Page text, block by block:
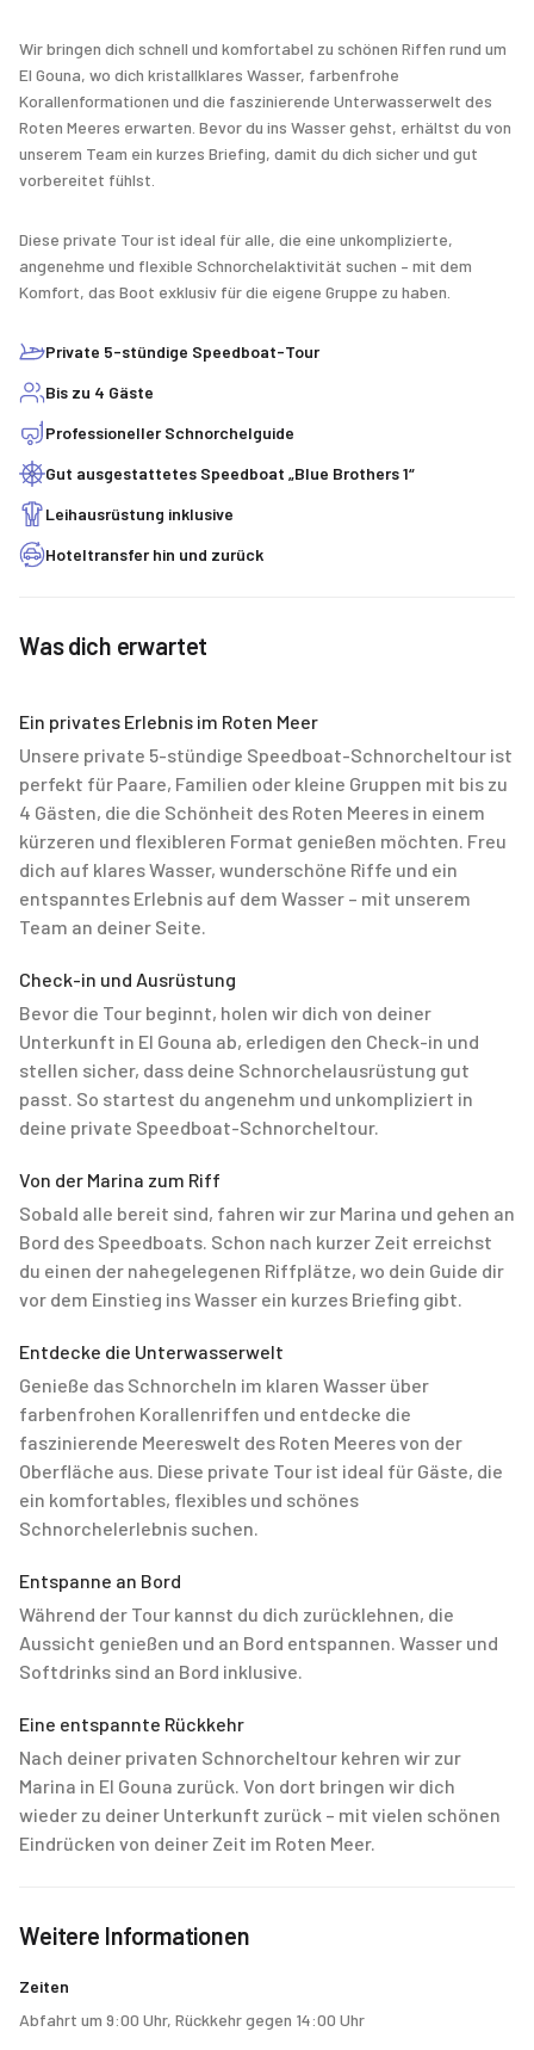
Wir bringen dich schnell und komfortabel zu schönen Riffen rund um
El Gouna, wo dich kristallklares Wasser, farbenfrohe
Korallenformationen und die faszinierende Unterwasserwelt des
Roten Meeres erwarten. Bevor du ins Wasser gehst, erhältst du von
unserem Team ein kurzes Briefing, damit du dich sicher und gut
vorbereitet fühlst.
Diese private Tour ist ideal für alle, die eine unkomplizierte,
angenehme und flexible Schnorchelaktivität suchen – mit dem
Komfort, das Boot exklusiv für die eigene Gruppe zu haben.
Private 5-stündige Speedboat-Tour
Bis zu 4 Gäste
Professioneller Schnorchelguide
Gut ausgestattetes Speedboat „Blue Brothers 1“
Leihausrüstung inklusive
Hoteltransfer hin und zurück
Was dich erwartet
Ein privates Erlebnis im Roten Meer
Unsere private 5-stündige Speedboat-Schnorcheltour ist
perfekt für Paare, Familien oder kleine Gruppen mit bis zu
4 Gästen, die die Schönheit des Roten Meeres in einem
kürzeren und flexibleren Format genießen möchten. Freu
dich auf klares Wasser, wunderschöne Riffe und ein
entspanntes Erlebnis auf dem Wasser – mit unserem
Team an deiner Seite.
Check-in und Ausrüstung
Bevor die Tour beginnt, holen wir dich von deiner
Unterkunft in El Gouna ab, erledigen den Check-in und
stellen sicher, dass deine Schnorchelausrüstung gut
passt. So startest du angenehm und unkompliziert in
deine private Speedboat-Schnorcheltour.
Von der Marina zum Riff
Sobald alle bereit sind, fahren wir zur Marina und gehen an
Bord des Speedboats. Schon nach kurzer Zeit erreichst
du einen der nahegelegenen Riffplätze, wo dein Guide dir
vor dem Einstieg ins Wasser ein kurzes Briefing gibt.
Entdecke die Unterwasserwelt
Genieße das Schnorcheln im klaren Wasser über
farbenfrohen Korallenriffen und entdecke die
faszinierende Meereswelt des Roten Meeres von der
Oberfläche aus. Diese private Tour ist ideal für Gäste, die
ein komfortables, flexibles und schönes
Schnorchelerlebnis suchen.
Entspanne an Bord
Während der Tour kannst du dich zurücklehnen, die
Aussicht genießen und an Bord entspannen. Wasser und
Softdrinks sind an Bord inklusive.
Eine entspannte Rückkehr
Nach deiner privaten Schnorcheltour kehren wir zur
Marina in El Gouna zurück. Von dort bringen wir dich
wieder zu deiner Unterkunft zurück – mit vielen schönen
Eindrücken von deiner Zeit im Roten Meer.
Weitere Informationen
Zeiten
Abfahrt um 9:00 Uhr, Rückkehr gegen 14:00 Uhr